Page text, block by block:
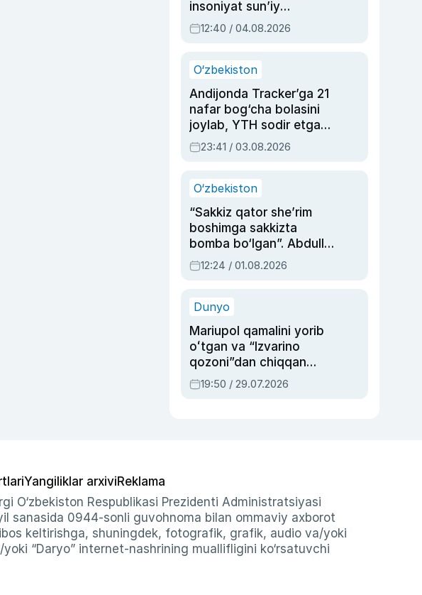
insoniyat sun’iy
intellektni boshqara
olmay qolishidan xavotir
12:40 / 04.08.2026
O‘zbekiston
Andijonda Tracker’ga 21
nafar bog‘cha bolasini
joylab, YTH sodir etgan
ayolga sud hukmi o‘qildi
23:41 / 03.08.2026
O‘zbekiston
“Sakkiz qator she’rim
boshimga sakkizta
bomba bo‘lgan”. Abdulla
Oripovni siyosiy
ayblovlardan asrab
12:24 / 01.08.2026
Dunyo
Mariupol qamalini yorib
oʻtgan va “Izvarino
qozoni”dan chiqqan
qahramon — Ukraina
armiyasi bosh
19:50 / 29.07.2026
Yangiliklar arxiviReklama
O‘zbekiston Respublikasi Prezidenti Administratsiyasi
sanasida 0944-sonli guvohnoma bilan ommaviy axborot
keltirishga, shuningdek, fotografik, grafik, audio va/yoki
“Daryo” internet-nashrining muallifligini ko‘rsatuvchi